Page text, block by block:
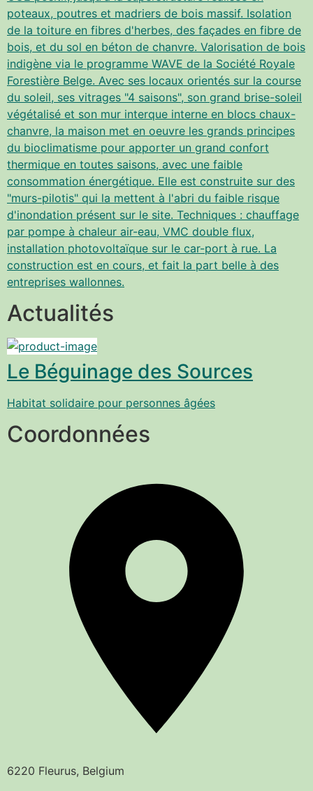
poteaux, poutres et madriers de bois massif. Isolation
de la toiture en fibres d'herbes, des façades en fibre de
bois, et du sol en béton de chanvre. Valorisation de bois
indigène via le programme WAVE de la Société Royale
Forestière Belge. Avec ses locaux orientés sur la course
du soleil, ses vitrages "4 saisons", son grand brise-soleil
végétalisé et son mur interque interne en blocs chaux-
chanvre, la maison met en oeuvre les grands principes
du bioclimatisme pour apporter un grand confort
thermique en toutes saisons, avec une faible
consommation énergétique. Elle est construite sur des
"murs-pilotis" qui la mettent à l'abri du faible risque
d'inondation présent sur le site. Techniques : chauffage
par pompe à chaleur air-eau, VMC double flux,
installation photovoltaïque sur le car-port à rue. La
construction est en cours, et fait la part belle à des
entreprises wallonnes.
Actualités
Le Béguinage des Sources
Habitat solidaire pour personnes âgées
Coordonnées
6220 Fleurus, Belgium